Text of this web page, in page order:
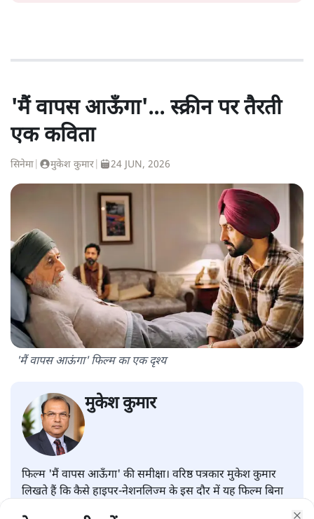
'मैं वापस आऊँगा'... स्क्रीन पर तैरती
एक कविता
सिनेमा मुकेश कुमार 24 JUN, 2026
'मैं वापस आऊंगा' फिल्म का एक दृश्य
मुकेश कुमार
फिल्म 'मैं वापस आऊँगा' की समीक्षा। वरिष्ठ पत्रकार मुकेश कुमार
लिखते हैं कि कैसे हाइपर-नेशनलिज्म के इस दौर में यह फिल्म बिना